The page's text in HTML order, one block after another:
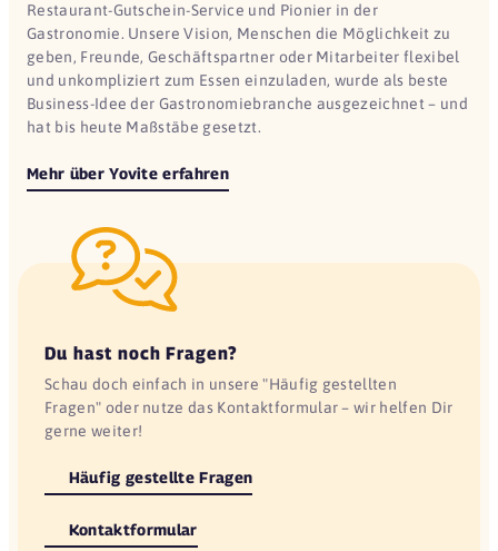
Restaurant-Gutschein-Service und Pionier in der
Gastronomie. Unsere Vision, Menschen die Möglichkeit zu
geben, Freunde, Geschäftspartner oder Mitarbeiter flexibel
und unkompliziert zum Essen einzuladen, wurde als beste
Business-Idee der Gastronomiebranche ausgezeichnet – und
hat bis heute Maßstäbe gesetzt.
Mehr über Yovite erfahren
Du hast noch Fragen?
Schau doch einfach in unsere "Häufig gestellten
Fragen" oder nutze das Kontaktformular – wir helfen Dir
gerne weiter!
Häufig gestellte Fragen
Kontaktformular